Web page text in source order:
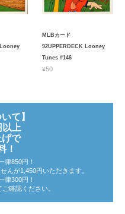
MLBカード
92UPPERDECK Looney
Tunes #146
¥50
て】
以上
げで
！
律850円！
んが1,450円いただきます。
律300円！
確認ください。